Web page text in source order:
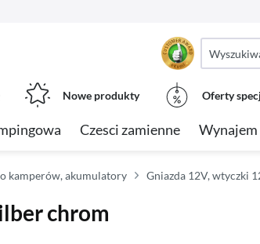
Nowe produkty Oferty
Czesci zamienne
kamperów, akumulatory Gniazda 12V, wtyczki
chrom